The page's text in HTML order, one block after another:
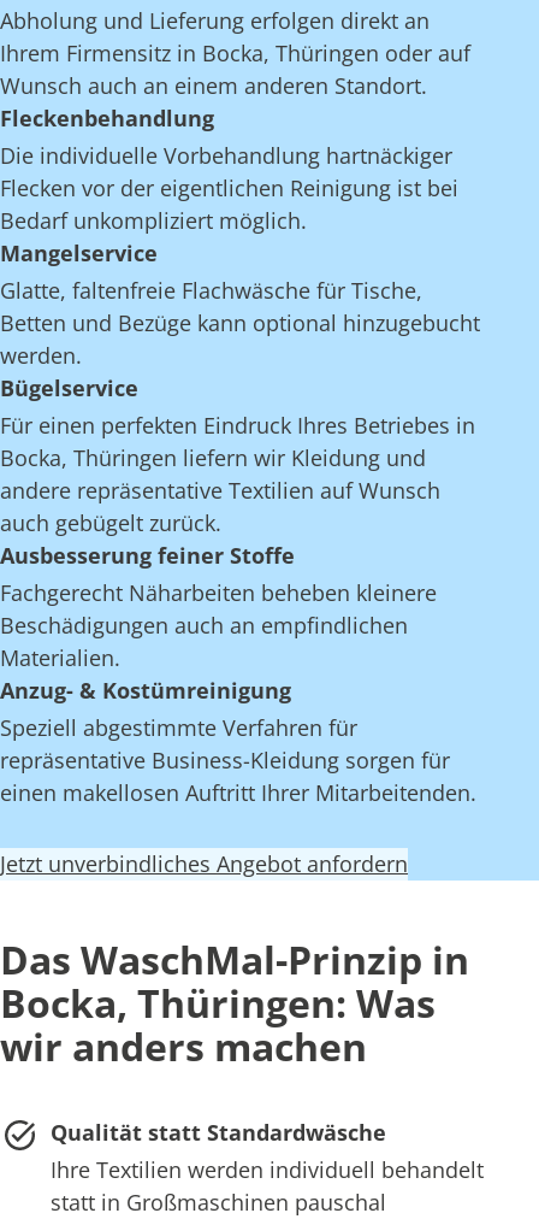
Abholung und Lieferung erfolgen direkt an
Ihrem Firmensitz in Bocka, Thüringen oder auf
Wunsch auch an einem anderen Standort.
Fleckenbehandlung
Die individuelle Vorbehandlung hartnäckiger
Flecken vor der eigentlichen Reinigung ist bei
Bedarf unkompliziert möglich.
Mangelservice
Glatte, faltenfreie Flachwäsche für Tische,
Betten und Bezüge kann optional hinzugebucht
werden.
Bügelservice
Für einen perfekten Eindruck Ihres Betriebes in
Bocka, Thüringen liefern wir Kleidung und
andere repräsentative Textilien auf Wunsch
auch gebügelt zurück.
Ausbesserung feiner Stoffe
Fachgerecht Näharbeiten beheben kleinere
Beschädigungen auch an empfindlichen
Materialien.
Anzug- & Kostümreinigung
Speziell abgestimmte Verfahren für
repräsentative Business-Kleidung sorgen für
einen makellosen Auftritt Ihrer Mitarbeitenden.
Jetzt unverbindliches Angebot anfordern
Das WaschMal-Prinzip in
Bocka, Thüringen: Was
wir anders machen
Qualität statt Standardwäsche
Ihre Textilien werden individuell behandelt
statt in Großmaschinen pauschal